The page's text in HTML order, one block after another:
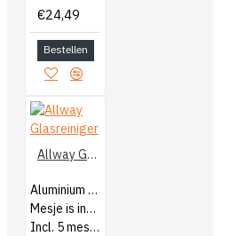
€24,49
Bestellen
Allway Glasreiniger
Aluminium glasreiniger
Mesje is inschuifbaar
Incl. 5 mesjes